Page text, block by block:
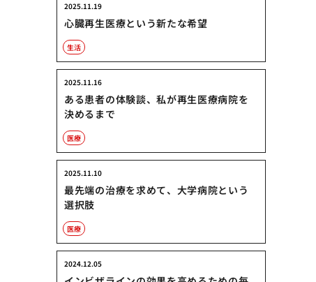
心臓再生医療という新たな希望
2025.11.19
生活
ある患者の体験談、私が再生医療病院を
決めるまで
2025.11.16
医療
最先端の治療を求めて、大学病院という
選択肢
2025.11.10
医療
2024.12.05